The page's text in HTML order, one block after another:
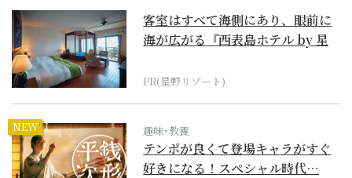
客室はすべて海側にあり、眼前に
海が広がる『西表島ホテル by 星
PR(星野リゾート)
NEW 趣味･教養
テンポが良くて登場キャラがすぐ
好きになる！スペシャル時代…